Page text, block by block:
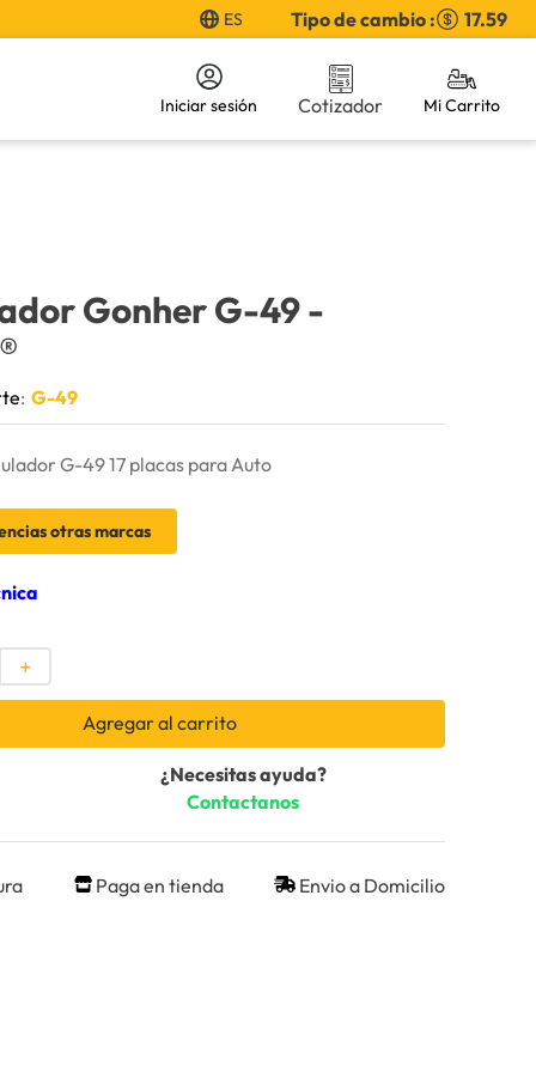
ES Tipo de cambio : 17.59
Iniciar sesión Cotizador
Gonher G-49-
: G-49
G-49 17 placas para Auto
otras marcas
＋
Agregar al carrito
¿Necesitas ayuda?
Contactanos
Paga en tienda Envio a Domicilio